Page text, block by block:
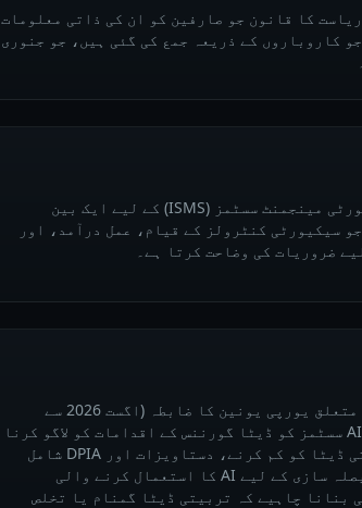
کا قانون جو صارفین کو ان کی ذاتی معلومات
کاروباروں کے ذریعہ جمع کی گئی ہیں، جو جنوری
معلومات کی سیکیورٹی مینجمنٹ سسٹمز (ISMS) کے لیے ایک بین
جو سیکیورٹی کنٹرولز کے قیام، عمل درآمد، اور
ضروریات کی وضاحت کرتا ہے۔
مصنوعی ذہانت سے متعلق یورپی یونین کا ضابطہ (اگست 2026 سے
نافذ)۔ ہائی رسک AI سسٹمز کو ڈیٹا گورننس کے اقدامات کو لاگو کرنا
چاہیے جس میں ذاتی ڈیٹا کو کم کرنے، دستاویزات اور DPIA شامل
ہیں۔ افراد پر فیصلہ سازی کے لیے AI کا استعمال کرنے والی
بنانا چاہیے کہ تربیتی ڈیٹا گمنام یا تخلص